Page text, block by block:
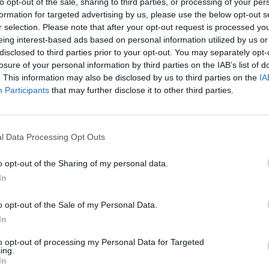
for targeted advertising by us, please use the below opt-out
selection. Please note that after your opt-out request is processed
interest-based ads based on personal information utilized by us
to third parties prior to your opt-out. You may separately
of your personal information by third parties on the IAB’s list of
This information may also be disclosed by us to third parties on the
Participants that may further disclose it to other third parties.
Data Processing Opt Outs
opt-out of the Sharing of my personal data.
opt-out of the Sale of my Personal Data.
opt-out of processing my Personal Data for Targeted
na assinatura de um acordo de revogação em
em 2023, a Associação de Municípios adjudicou à
dos projetos de execução das ETAR e emissários, com
orientada para transformar estas infraestruturas em
de água”, alinhadas com os princípios da economia
alertas relativos ao estado das ETAR de Ossela e do
Residuais e Pluviais 2030. Essa classificação garantiu
Urbano da Água em Alta), que veio assegurar o
ambiental e social
Jorge, esta intervenção é determinante para a reabilitação
dos dois concelhos. “Estamos a dar passos
ser recuperado e devolvido à população”, sublinhou,